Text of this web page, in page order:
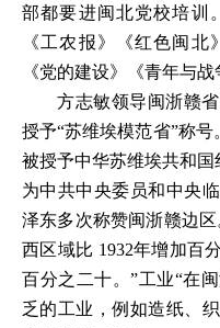
部都要进闽北党校培训
《工农报》《红色闽
《党的建设》《青年与战
方志敏领导闽浙赣
授予“苏维埃模范省”称
被授予中华苏维埃共和国
为中共中央委员和中央
泽东多次称赞闽浙赣边
西区域比 1932年增加百
百分之二十。”工业“在
乏的工业，例如造纸、